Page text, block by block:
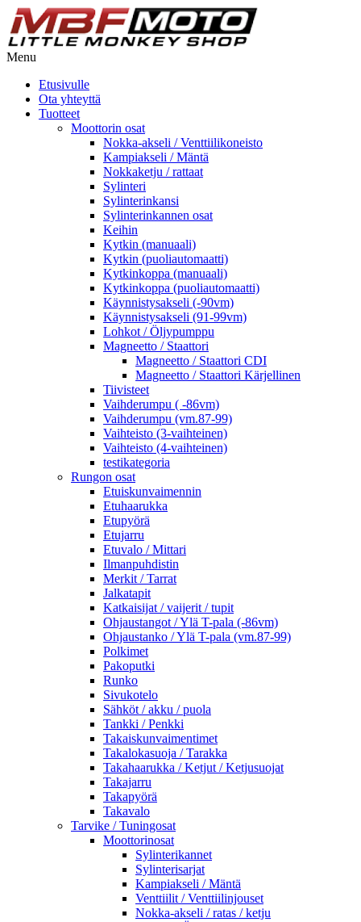
Menu
Etusivulle
Ota yhteyttä
Tuotteet
Moottorin osat
Nokka-akseli / Venttiilikoneisto
Kampiakseli / Mäntä
Nokkaketju / rattaat
Sylinteri
Sylinterinkansi
Sylinterinkannen osat
Keihin
Kytkin (manuaali)
Kytkin (puoliautomaatti)
Kytkinkoppa (manuaali)
Kytkinkoppa (puoliautomaatti)
Käynnistysakseli (-90vm)
Käynnistysakseli (91-99vm)
Lohkot / Öljypumppu
Magneetto / Staattori
Magneetto / Staattori CDI
Magneetto / Staattori Kärjellinen
Tiivisteet
Vaihderumpu ( -86vm)
Vaihderumpu (vm.87-99)
Vaihteisto (3-vaihteinen)
Vaihteisto (4-vaihteinen)
testikategoria
Rungon osat
Etuiskunvaimennin
Etuhaarukka
Etupyörä
Etujarru
Etuvalo / Mittari
Ilmanpuhdistin
Merkit / Tarrat
Jalkatapit
Katkaisijat / vaijerit / tupit
Ohjaustangot / Ylä T-pala (-86vm)
Ohjaustanko / Ylä T-pala (vm.87-99)
Polkimet
Pakoputki
Runko
Sivukotelo
Sähköt / akku / puola
Tankki / Penkki
Takaiskunvaimentimet
Takalokasuoja / Tarakka
Takahaarukka / Ketjut / Ketjusuojat
Takajarru
Takapyörä
Takavalo
Tarvike / Tuningosat
Moottorinosat
Sylinterikannet
Sylinterisarjat
Kampiakseli / Mäntä
Venttiilit / Venttiilinjouset
Nokka-akseli / ratas / ketju